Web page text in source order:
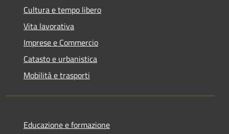
Cultura e tempo libero
Vita lavorativa
Imprese e Commercio
Catasto e urbanistica
Mobilità e trasporti
Educazione e formazione